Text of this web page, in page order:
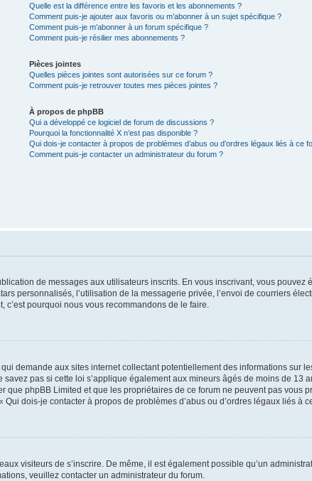
Quelle est la différence entre les favoris et les abonnements ?
Comment puis-je ajouter aux favoris ou m’abonner à un sujet spécifique ?
Comment puis-je m’abonner à un forum spécifique ?
Comment puis-je résilier mes abonnements ?
Pièces jointes
Quelles pièces jointes sont autorisées sur ce forum ?
Comment puis-je retrouver toutes mes pièces jointes ?
À propos de phpBB
Qui a développé ce logiciel de forum de discussions ?
Pourquoi la fonctionnalité X n’est pas disponible ?
Qui dois-je contacter à propos de problèmes d’abus ou d’ordres légaux liés à ce
Comment puis-je contacter un administrateur du forum ?
de messages aux utilisateurs inscrits. En vous inscrivant, vous pouvez
personnalisés, l’utilisation de la messagerie privée, l’envoi de courriers
c’est pourquoi nous vous recommandons de le faire.
demande aux sites internet collectant potentiellement des informations sur
pas si cette loi s’applique également aux mineurs âgés de moins de 13
phpBB Limited et que les propriétaires de ce forum ne peuvent pas vous
dois-je contacter à propos de problèmes d’abus ou d’ordres légaux liés à
visiteurs de s’inscrire. De même, il est également possible qu’un
veuillez contacter un administrateur du forum.